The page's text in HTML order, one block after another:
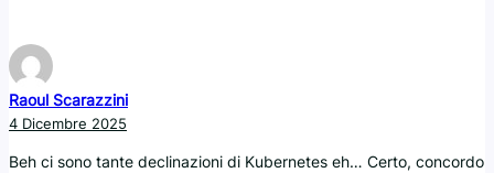
Raoul Scarazzini
4 Dicembre 2025
Beh ci sono tante declinazioni di Kubernetes eh… Certo, concordo